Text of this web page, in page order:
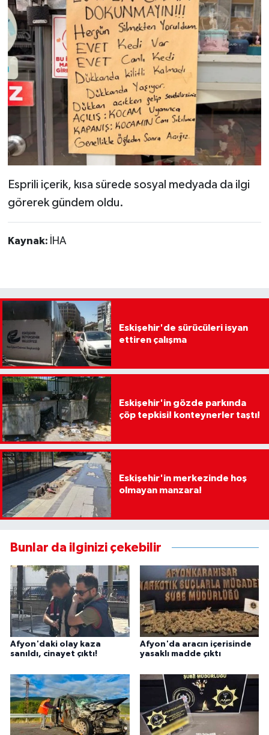
Esprili içerik, kısa sürede sosyal medyada da ilgi
görerek gündem oldu.
Kaynak: İHA
Eskişehir'de sürücüleri isyan
ettiren çalışma
Eskişehir'in gözde parkında
çöp tepkisi! konteynerler taştı!
Eskişehir'in merkezinde hoş
olmayan manzara!
Bunlar da ilginizi çekebilir
Afyon'daki olay kaza
sanıldı, cinayet çıktı!
Afyon'da aracın içerisinde
yasaklı madde çıktı